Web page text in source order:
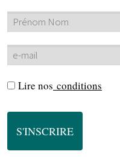
Lire nos conditions